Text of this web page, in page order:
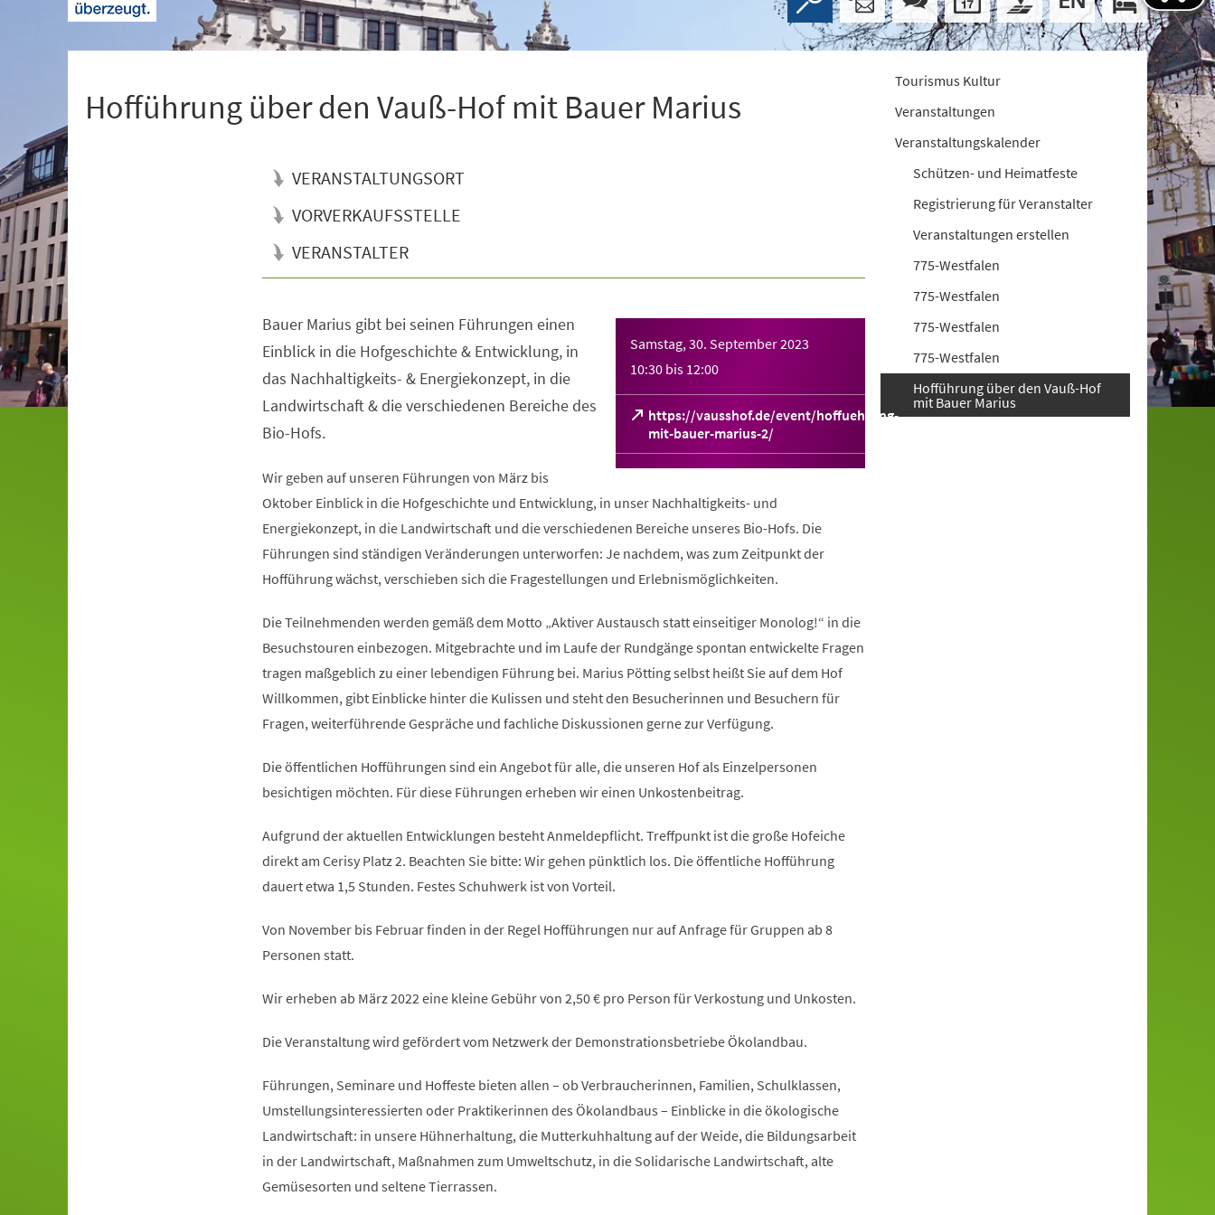
Hofführung über den Vauß-Hof mit Bauer Marius
VERANSTALTUNGSORT
VORVERKAUFSSTELLE
VERANSTALTER
Samstag, 30. September 2023
10:30 bis 12:00
https://vausshof.de/event/hoffuehrung-
mit-bauer-marius-2/
(Öffnet
in
einem
Tab)
Bauer Marius gibt bei seinen Führungen einen
Einblick in die Hofgeschichte & Entwicklung, in
das Nachhaltigkeits- & Energiekonzept, in die
Landwirtschaft & die verschiedenen Bereiche des
Bio-Hofs.
Wir geben auf unseren Führungen von März bis
Oktober Einblick in die Hofgeschichte und Entwicklung, in unser Nachhaltigkeits- und
Energiekonzept, in die Landwirtschaft und die verschiedenen Bereiche unseres Bio-Hofs. Die
Führungen sind ständigen Veränderungen unterworfen: Je nachdem, was zum Zeitpunkt der
Hofführung wächst, verschieben sich die Fragestellungen und Erlebnismöglichkeiten.
Die Teilnehmenden werden gemäß dem Motto „Aktiver Austausch statt einseitiger Monolog!“ in die
Besuchstouren einbezogen. Mitgebrachte und im Laufe der Rundgänge spontan entwickelte Fragen
tragen maßgeblich zu einer lebendigen Führung bei. Marius Pötting selbst heißt Sie auf dem Hof
Willkommen, gibt Einblicke hinter die Kulissen und steht den Besucherinnen und Besuchern für
Fragen, weiterführende Gespräche und fachliche Diskussionen gerne zur Verfügung.
Die öffentlichen Hofführungen sind ein Angebot für alle, die unseren Hof als Einzelpersonen
besichtigen möchten. Für diese Führungen erheben wir einen Unkostenbeitrag.
Aufgrund der aktuellen Entwicklungen besteht Anmeldepflicht. Treffpunkt ist die große Hofeiche
direkt am Cerisy Platz 2. Beachten Sie bitte: Wir gehen pünktlich los. Die öffentliche Hofführung
dauert etwa 1,5 Stunden. Festes Schuhwerk ist von Vorteil.
Von November bis Februar finden in der Regel Hofführungen nur auf Anfrage für Gruppen ab 8
Personen statt.
Wir erheben ab März 2022 eine kleine Gebühr von 2,50 € pro Person für Verkostung und Unkosten.
Die Veranstaltung wird gefördert vom Netzwerk der Demonstrationsbetriebe Ökolandbau.
Führungen, Seminare und Hoffeste bieten allen – ob Verbraucherinnen, Familien, Schulklassen,
Umstellungsinteressierten oder Praktikerinnen des Ökolandbaus – Einblicke in die ökologische
Landwirtschaft: in unsere Hühnerhaltung, die Mutterkuhhaltung auf der Weide, die Bildungsarbeit
in der Landwirtschaft, Maßnahmen zum Umweltschutz, in die Solidarische Landwirtschaft, alte
Gemüsesorten und seltene Tierrassen.
Tourismus Kultur
Veranstaltungen
Veranstaltungskalender
Schützen- und Heimatfeste
Registrierung für Veranstalter
Veranstaltungen erstellen
775-Westfalen
775-Westfalen
775-Westfalen
775-Westfalen
Hofführung über den Vauß-Hof
mit Bauer Marius